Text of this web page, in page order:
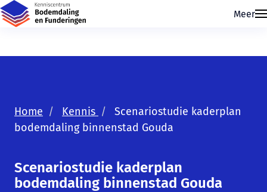
Meer
Home Kennis
Scenariostudie kaderplan
bodemdaling binnenstad Gouda
Scenariostudie kaderplan
bodemdaling binnenstad Gouda